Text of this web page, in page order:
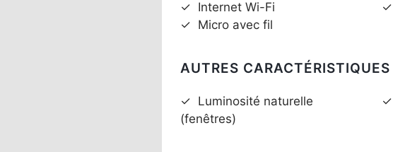
✓ Internet Wi-Fi
✓ Micro avec fil
✓
AUTRES CARACTÉRISTIQUES
✓ Luminosité naturelle
(fenêtres)
✓